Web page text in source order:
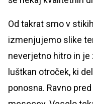
Od takrat smo v
izmenjujemo slike
neverjetno hitro in
luštkan otroček, ki
ponosna. Ravno